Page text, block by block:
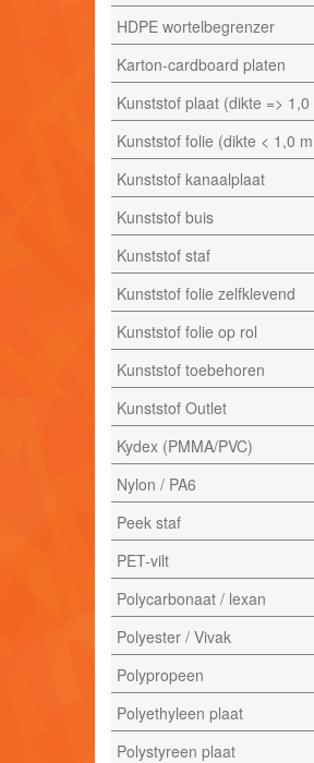
HDPE wortelbegrenzer
Karton-cardboard platen
Kunststof plaat (dikte => 1,0
Kunststof folie (dikte < 1,0
Kunststof kanaalplaat
Kunststof buis
Kunststof staf
Kunststof folie zelfklevend
Kunststof folie op rol
Kunststof toebehoren
Kunststof Outlet
Kydex (PMMA/PVC)
Nylon / PA6
Peek staf
PET-vilt
Polycarbonaat / lexan
Polyester / Vivak
Polypropeen
Polyethyleen plaat
Polystyreen plaat